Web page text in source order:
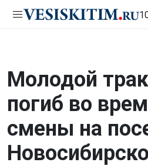
Молодой
погиб во
смены на